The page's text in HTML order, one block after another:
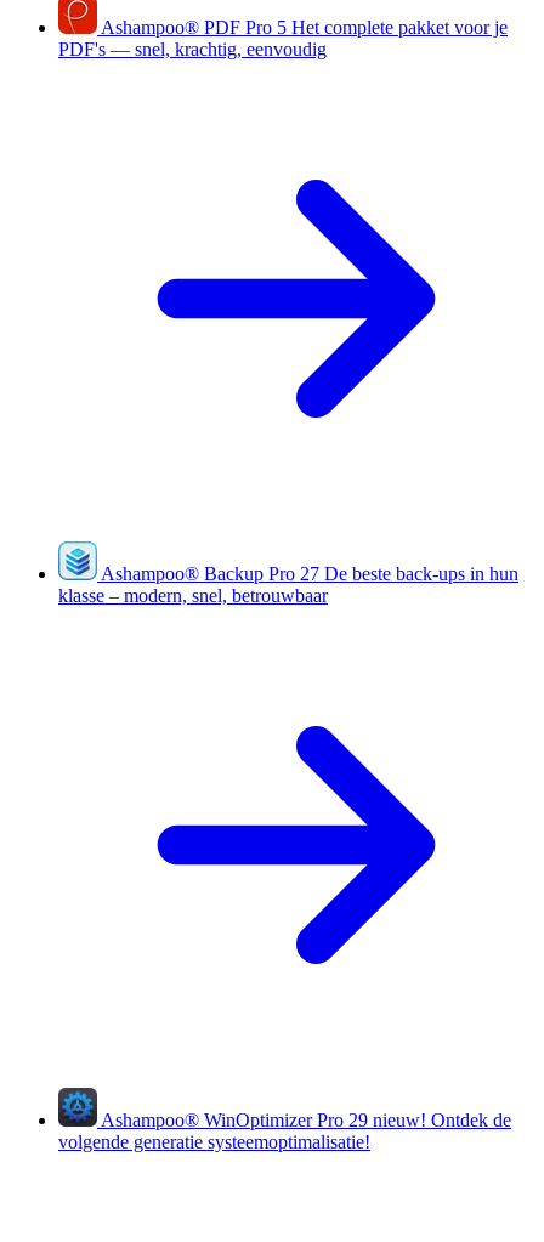
Ashampoo® PDF Pro 5 Het complete pakket voor je
PDF's — snel, krachtig, eenvoudig
Ashampoo® Backup Pro 27 De beste back-ups in hun
klasse – modern, snel, betrouwbaar
Ashampoo® WinOptimizer Pro 29 nieuw! Ontdek de
volgende generatie systeemoptimalisatie!